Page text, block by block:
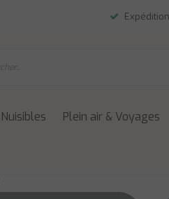
Nuisibles Plein air & Voyages